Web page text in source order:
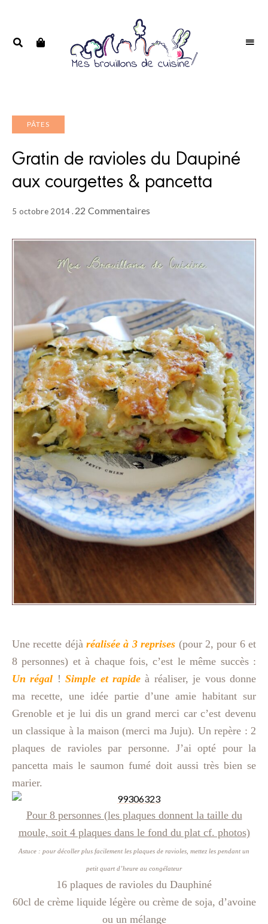
PÂTES
Gratin de ravioles du Daupiné
aux courgettes & pancetta
5 octobre 2014 22 Commentaires
Une recette déjàréalisée à 3 reprises (pour 2, pour 6 et
8 personnes) et à chaque fois, c’est le même succès :
Un régal !Simple et rapide à réaliser, je vous donne
ma recette, une idée partie d’une amie habitant sur
Grenoble et je lui dis un grand merci car c’est devenu
un classique à la maison (merci ma Juju). Un repère : 2
plaques de ravioles par personne. J’ai opté pour la
pancetta mais le saumon fumé doit aussi très bien se
marier.
Pour 8 personnes (les plaques donnent la taille du
moule, soit 4 plaques dans le fond du plat cf. photos)
Astuce : pour décoller plus facilement les plaques de ravioles, mettez les pendant un
petit quart d’heure au congélateur
16 plaques de ravioles du Dauphiné
60cl de crème liquide légère ou crème de soja, d’avoine
ou un mélange